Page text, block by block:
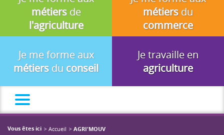
métiersde
l'agriculture
métiersdu
commerce
Je me forme aux
métiersdu conseil
Je travaille en
agriculture
Vous êtes ici Accueil AGRI'MOUV